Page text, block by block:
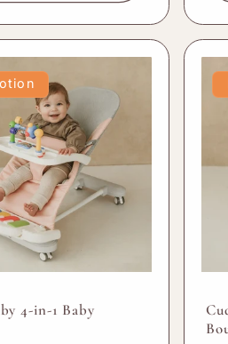
4-in-1 Baby